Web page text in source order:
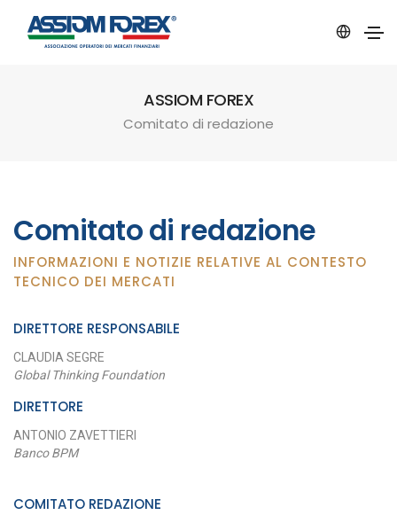
ASSIOM FOREX
Comitato di redazione
Comitato di redazione
INFORMAZIONI E NOTIZIE RELATIVE AL CONTESTO
TECNICO DEI MERCATI
DIRETTORE RESPONSABILE
CLAUDIA SEGRE
Global Thinking Foundation
DIRETTORE
ANTONIO ZAVETTIERI
Banco BPM
COMITATO REDAZIONE